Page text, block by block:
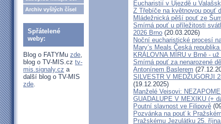
Archiv vyšlých čísel
Spřátelené
weby:
Blog o FATYMu zde,
blog o TV-MIS.cz tv-
mis.signaly.cz a
další blog o TV-MIS
zde.
Eucharistií v Újezdě u
Z Třebíče na květnovou pouť
Mládežnická pěší pouť ze
Smírná pouť u příležitosti
2026 Brno (20.03.2026)
Noční eucharistické procesí
Mary’s Meals Česká
KRÁLOVNA MÍRU v Brně -
Smírná pouť za nenarozené
Antonínem Baslerem
SILVESTR V MEDŽUGORJI
(19.12.2025)
Manželé Veisovi:
GUADALUPE V MEXIKU (+
Poutní slavnost ve Filipově
Pozvánka na pouť k
Pražskému Jezulátku 25.